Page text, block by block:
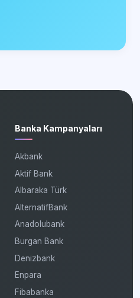
Banka Kampanyaları
Akbank
Aktif Bank
Albaraka Türk
AlternatifBank
Anadolubank
Burgan Bank
Denizbank
Enpara
Fibabanka